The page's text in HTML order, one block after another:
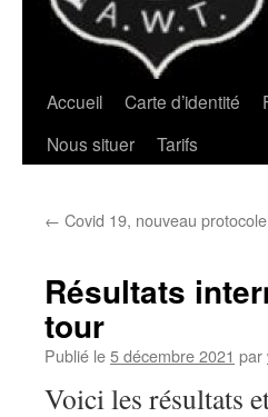
Accueil Carte d’identité
Nous situer
Tarifs
← Covid 19, nouveau
Résultats
tour
Publié le5 décembre 2021 par
Voici les résultats